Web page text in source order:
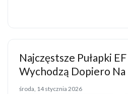
Najczęstsze Pułapki
Wychodzą Dopiero Na
środa, 14 stycznia 2026